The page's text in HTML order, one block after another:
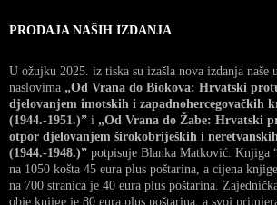
PRODAJA NAŠIH IZDANJA
U ožujku 2025. iz tiska su izašla nova izdanja naše
naslovima „Od Vrana do Biokova: Hrvatski
djelovanjem imotskih i zapadnohercegovačkih
(1944.-1951.)” i „Od Vrana do Žabe: Hrvatski
otpor djelovanjem širokobrijeških i
(1944.-1948.)” potpisuje Blanka Matković. Knjiga
na 1050 košta 45 eura plus poštarina, a cijena
na 700 stranica je 40 eura plus poštarina.
obje knjige je 80 eura plus poštarina, a svoj